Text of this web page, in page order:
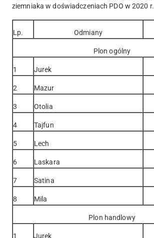
ziemniaka w doświadczeniach PDO w 2020 r.
Lp. Odmiany
Plon ogólny
1 Jurek
2 Mazur
3 Otolia
4 Tajfun
5 Lech
6 Laskara
7 Satina
8 Mila
Plon handlowy
1 Jurek